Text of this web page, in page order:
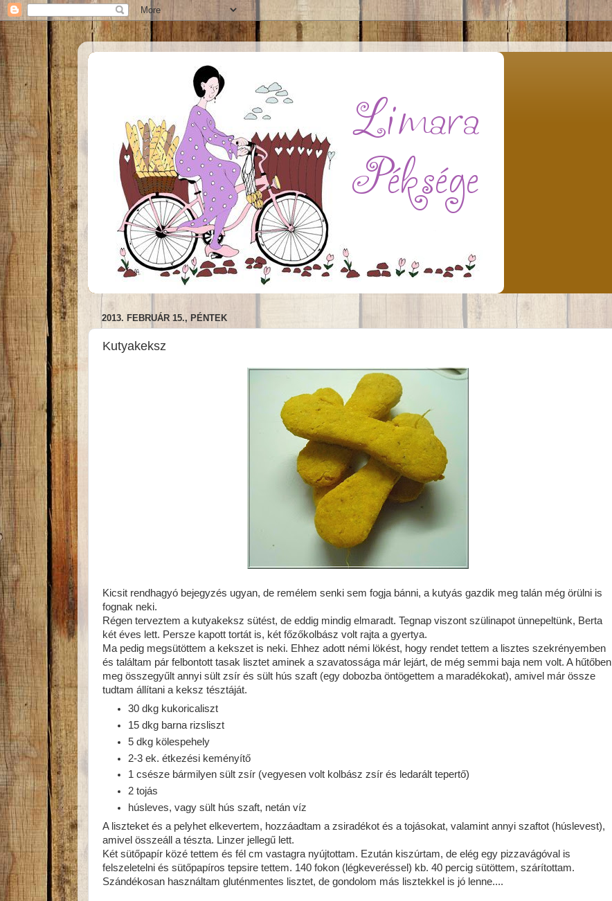
2013. FEBRUÁR 15., PÉNTEK
Kutyakeksz
Kicsit rendhagyó bejegyzés ugyan, de remélem senki sem fogja bánni, a kutyás gazdik meg talán még örülni is
fognak neki.
Régen terveztem a kutyakeksz sütést, de eddig mindig elmaradt. Tegnap viszont szülinapot ünnepeltünk, Berta
két éves lett. Persze kapott tortát is, két főzőkolbász volt rajta a gyertya.
Ma pedig megsütöttem a kekszet is neki. Ehhez adott némi lökést, hogy rendet tettem a lisztes szekrényemben
és találtam pár felbontott tasak lisztet aminek a szavatossága már lejárt, de még semmi baja nem volt. A hűtőben
meg összegyűlt annyi sült zsír és sült hús szaft (egy dobozba öntögettem a maradékokat), amivel már össze
tudtam állítani a keksz tésztáját.
30 dkg kukoricaliszt
15 dkg barna rizsliszt
5 dkg kölespehely
2-3 ek. étkezési keményítő
1 csésze bármilyen sült zsír (vegyesen volt kolbász zsír és ledarált tepertő)
2 tojás
húsleves, vagy sült hús szaft, netán víz
A liszteket és a pelyhet elkevertem, hozzáadtam a zsiradékot és a tojásokat, valamint annyi szaftot (húslevest),
amivel összeáll a tészta. Linzer jellegű lett.
Két sütőpapír közé tettem és fél cm vastagra nyújtottam. Ezután kiszúrtam, de elég egy pizzavágóval is
felszeletelni és sütőpapíros tepsire tettem. 140 fokon (légkeveréssel) kb. 40 percig sütöttem, szárítottam.
Szándékosan használtam gluténmentes lisztet, de gondolom más lisztekkel is jó lenne....